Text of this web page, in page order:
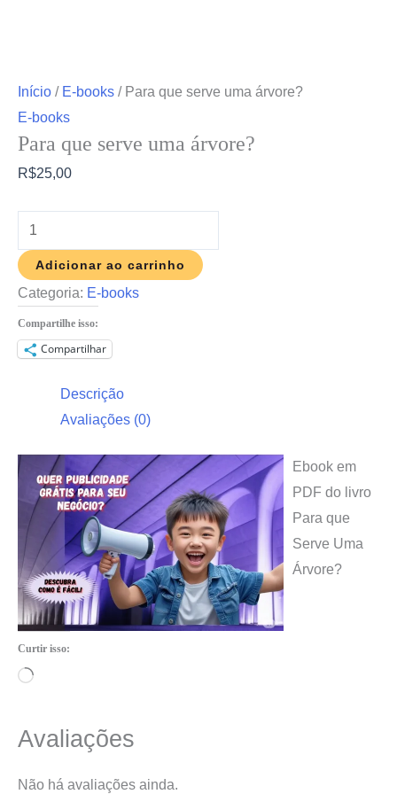
Início / E-books / Para que serve uma árvore?
E-books
Para que serve uma árvore?
R$25,00
Adicionar ao carrinho
Categoria: E-books
Compartilhe isso:
Compartilhar
Descrição
Avaliações (0)
Ebook em
PDF do livro
Para que
Serve Uma
Árvore?
Curtir isso:
Carregando...
Avaliações
Não há avaliações ainda.